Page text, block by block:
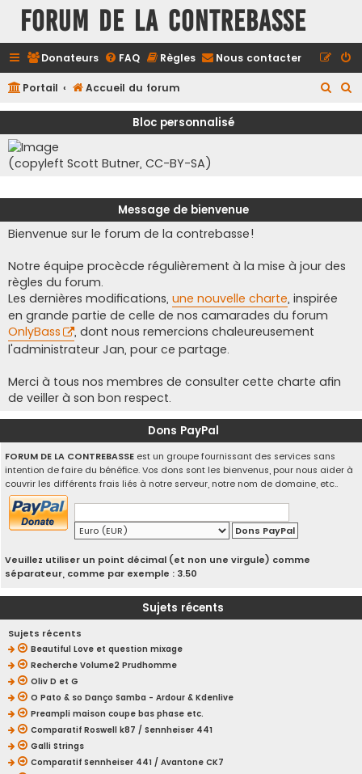
FORUM DE LA CONTREBASSE
Donateurs FAQ Règles Nous contacter
Portail Accueil du forum
e
e
Bloc personnalisé
(copyleft Scott Butner, CC-BY-SA)
Message de bienvenue
Bienvenue sur le forum de la contrebasse!
Notre équipe procècde régulièrement à la mise à jour des
règles du forum.
Les dernières modifications, une nouvelle charte, inspirée
en grande partie de celle de nos camarades du forum
OnlyBass
, dont nous remercions chaleureusement
l'administrateur Jan, pour ce partage.
Merci à tous nos membres de consulter cette charte afin
de veiller à son bon respect.
Dons PayPal
FORUM DE LA CONTREBASSE est un groupe fournissant des services sans
intention de faire du bénéfice. Vos dons sont les bienvenus, pour nous aider à
couvrir les différents frais liés à notre serveur, notre nom de domaine, etc..
Veuillez utiliser un point décimal (et non une virgule) comme
séparateur, comme par exemple : 3.50
Sujets récents
Sujets récents
Beautiful Love et question mixage
Recherche Volume2 Prudhomme
Oliv D et G
O Pato & so Danço Samba - Ardour & Kdenlive
Preampli maison coupe bas phase etc.
Comparatif Roswell k87 / Sennheiser 441
Galli Strings
Comparatif Sennheiser 441 / Avantone CK7